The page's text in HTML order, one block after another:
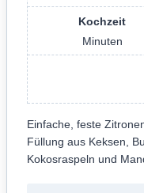
Kochzeit
Minuten
Einfache, feste
Füllung aus Keksen,
Kokosraspeln und